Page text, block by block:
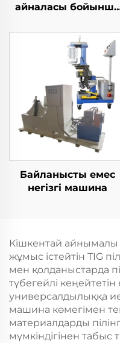
айналасы бойынша
жабдығы
Байланысты емес
негізгі машина
Кішкентай айнымалы
жұмыс істейтін TIG
мен қолданыстарда
түбегейлі
универсалдылыққа
машина көмегімен
материалдарды
мүмкіндігінен табыс